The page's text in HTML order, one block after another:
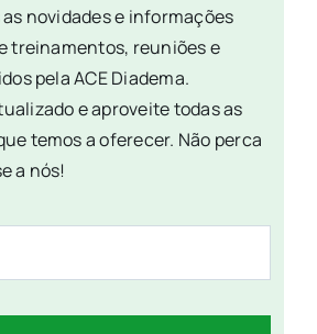
novidades e informações
treinamentos, reuniões e
pela ACE Diadema.
e aproveite todas as
temos a oferecer. Não perca
a nós!